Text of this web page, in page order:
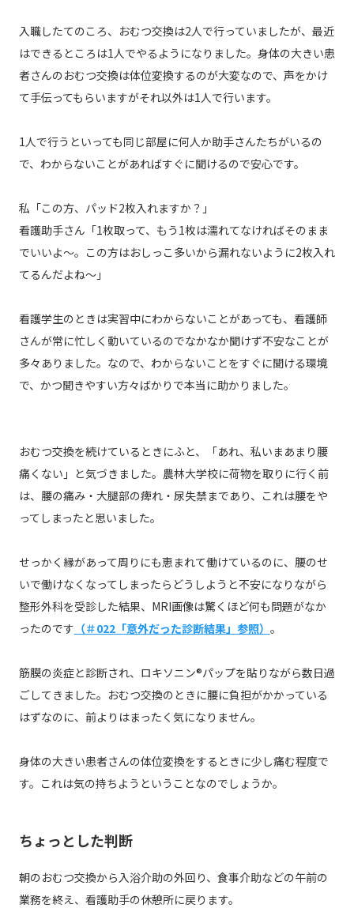
入職したてのころ、おむつ交換は2人で行っていましたが、最近
はできるところは1人でやるようになりました。身体の大きい患
者さんのおむつ交換は体位変換するのが大変なので、声をかけ
て手伝ってもらいますがそれ以外は1人で行います。
1人で行うといっても同じ部屋に何人か助手さんたちがいるの
で、わからないことがあればすぐに聞けるので安心です。
私「この方、パッド2枚入れますか？」
看護助手さん「1枚取って、もう1枚は濡れてなければそのまま
でいいよ〜。この方はおしっこ多いから漏れないように2枚入れ
てるんだよね〜」
看護学生のときは実習中にわからないことがあっても、看護師
さんが常に忙しく動いているのでなかなか聞けず不安なことが
多々ありました。なので、わからないことをすぐに聞ける環境
で、かつ聞きやすい方々ばかりで本当に助かりました。
おむつ交換を続けているときにふと、「あれ、私いまあまり腰
痛くない」と気づきました。農林大学校に荷物を取りに行く前
は、腰の痛み・大腿部の痺れ・尿失禁まであり、これは腰をや
ってしまったと思いました。
せっかく縁があって周りにも恵まれて働けているのに、腰のせ
いで働けなくなってしまったらどうしようと不安になりながら
整形外科を受診した結果、MRI画像は驚くほど何も問題がなか
ったのです （＃022「意外だった診断結果」参照） 。
筋膜の炎症と診断され、ロキソニン®パップを貼りながら数日過
ごしてきました。おむつ交換のときに腰に負担がかかっている
はずなのに、前よりはまったく気になりません。
身体の大きい患者さんの体位変換をするときに少し痛む程度で
す。これは気の持ちようということなのでしょうか。
ちょっとした判断
朝のおむつ交換から入浴介助の外回り、食事介助などの午前の
業務を終え、看護助手の休憩所に戻ります。